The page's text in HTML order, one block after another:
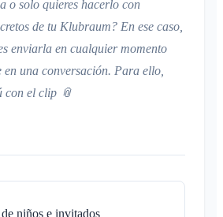
o solo quieres hacerlo con
de tu Klubraum? En ese caso,
enviarla en cualquier momento
en una conversación. Para ello,
con el clip 📎
niños e invitados